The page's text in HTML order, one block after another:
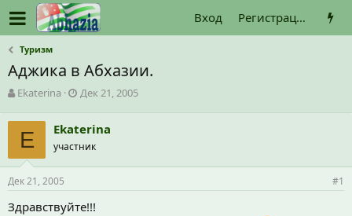
Вход Регистрация
Туризм
Аджика в Абхазии.
А
т
о
р
т
е
м
ы
Ekaterina
Д
а
н
а
л
Дек 21, 2005
E Ekaterina
участник
Дек 21, 2005 #1
Здравствуйте!!!